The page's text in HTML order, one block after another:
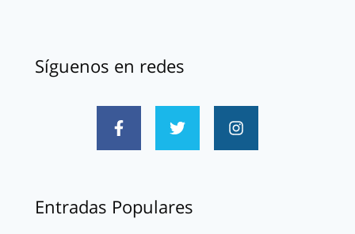
Síguenos en redes
Entradas Populares